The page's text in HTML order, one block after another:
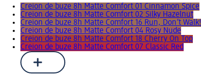
Creion de buze 8h Matte Comfort 01 Cinnamon Spice
Creion de buze 8h Matte Comfort 02 Silky Hazelnut
Creion de buze 8h Matte Comfort 16 Run, Don’t Walk!
Creion de buze 8h Matte Comfort 04 Rosy Nude
Creion de buze 8h Matte Comfort 18 Cherry On Top
Creion de buze 8h Matte Comfort 07 Classic Red